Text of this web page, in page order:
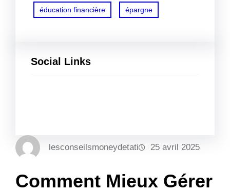
éducation financière épargne
Social Links
lesconseilsmoneydetati 25 avril 2025
Comment Mieux Gérer